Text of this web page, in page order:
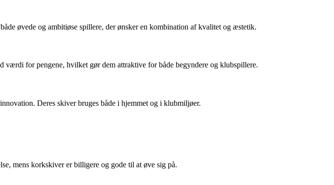
øvede og ambitiøse spillere, der ønsker en kombination af kvalitet og æstetik.
værdi for pengene, hvilket gør dem attraktive for både begyndere og klubspillere.
Deres skiver bruges både i hjemmet og i klubmiljøer.
mens korkskiver er billigere og gode til at øve sig på.